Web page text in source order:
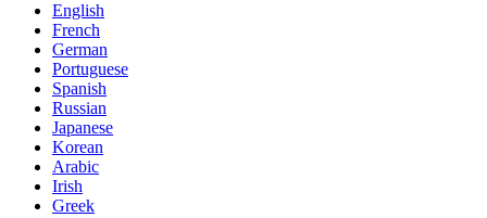
English
French
German
Portuguese
Spanish
Russian
Japanese
Korean
Arabic
Irish
Greek